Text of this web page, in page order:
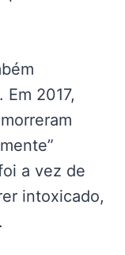
2017,
a vez de
intoxicado,